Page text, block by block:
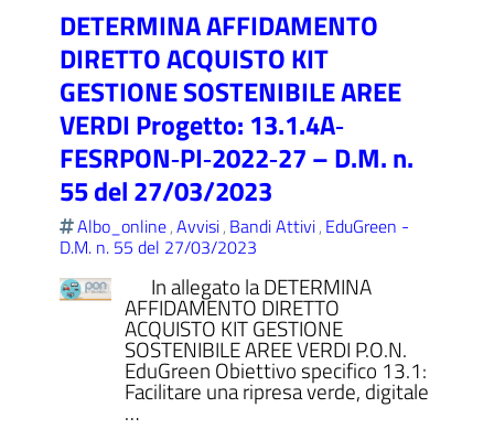
del sito
DETERMINA AFFIDAMENTO
DIRETTO ACQUISTO KIT
GESTIONE SOSTENIBILE AREE
VERDI Progetto: 13.1.4A‐
FESRPON‐PI‐2022‐27 – D.M. n.
55 del 27/03/2023
Albo_online,Avvisi, Bandi Attivi, EduGreen -
D.M. n. 55 del 27/03/2023
In allegato la DETERMINA
AFFIDAMENTO DIRETTO
ACQUISTO KIT GESTIONE
SOSTENIBILE AREE VERDI P.O.N.
EduGreen Obiettivo specifico 13.1:
Facilitare una ripresa verde, digitale
…